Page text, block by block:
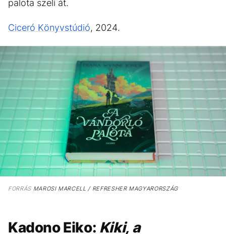
palota szeli át.
Ciceró Könyvstúdió, 2024.
FORRÁSMAROSI MARCELL / REFRESHER MAGYARORSZÁG
Kadono Eiko: Kiki, a